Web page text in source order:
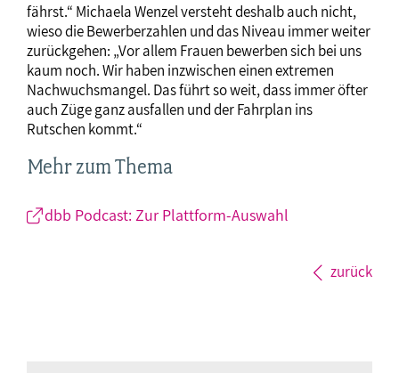
fährst.“ Michaela Wenzel versteht deshalb auch nicht,
wieso die Bewerberzahlen und das Niveau immer weiter
zurückgehen: „Vor allem Frauen bewerben sich bei uns
kaum noch. Wir haben inzwischen einen extremen
Nachwuchsmangel. Das führt so weit, dass immer öfter
auch Züge ganz ausfallen und der Fahrplan ins
Rutschen kommt.“
Mehr zum Thema
dbb Podcast: Zur Plattform-Auswahl
zurück